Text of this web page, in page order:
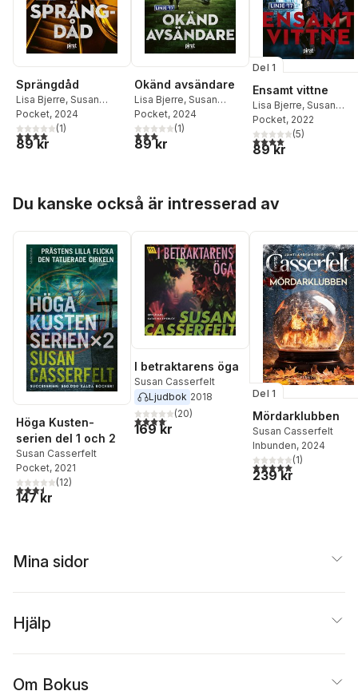
Sprängdåd
Lisa Bjerre, Susan
Casserfelt
Pocket, 2024
4,0utav 5 stjärnor. Totalt antal röster:
(1)
89 kr
Okänd avsändare
Lisa Bjerre, Susan
Casserfelt
Pocket, 2024
3,0utav 5 stjärnor. Totalt antal röster:
(1)
89 kr
Del 1
Ensamt vittne
Lisa Bjerre, Susan
Casserfelt
Pocket, 2022
4,0utav 5 stjärnor.
(5)
89 kr
Du kanske också är intresserad av
Höga Kusten-
serien del 1 och 2
Susan Casserfelt
Pocket, 2021
3,5utav 5 stjärnor. Totalt antal röster:
(12)
147 kr
I betraktarens öga
Susan Casserfelt
Ljudbok 2018
4,1utav 5 stjärnor. Totalt antal röster:
(20)
169 kr
Del 1
Mördarklubben
Susan Casserfelt
Inbunden, 2024
5,0utav 5 stjärnor.
(1)
239 kr
Mina sidor
Hjälp
Om Bokus